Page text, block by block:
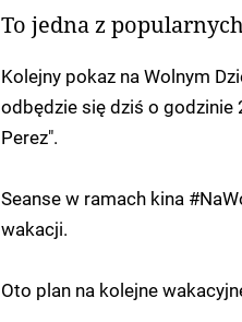
To jedna z
Kolejny pokaz na Wolnym
odbędzie się dziś o godzinie
Perez".
Seanse w ramach kina
wakacji.
Oto plan na kolejne